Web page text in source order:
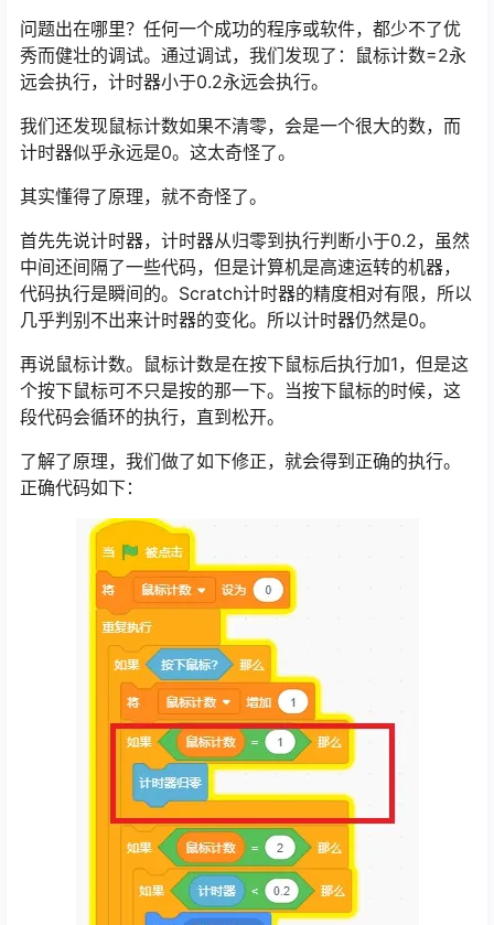
问题出在哪里？任何一个成功的程序或软件，都少不了优
秀而健壮的调试。通过调试，我们发现了：鼠标计数=2永
远会执行，计时器小于0.2永远会执行。
我们还发现鼠标计数如果不清零，会是一个很大的数，而
计时器似乎永远是0。这太奇怪了。
其实懂得了原理，就不奇怪了。
首先先说计时器，计时器从归零到执行判断小于0.2，虽然
中间还间隔了一些代码，但是计算机是高速运转的机器，
代码执行是瞬间的。Scratch计时器的精度相对有限，所以
几乎判别不出来计时器的变化。所以计时器仍然是0。
再说鼠标计数。鼠标计数是在按下鼠标后执行加1，但是这
个按下鼠标可不只是按的那一下。当按下鼠标的时候，这
段代码会循环的执行，直到松开。
了解了原理，我们做了如下修正，就会得到正确的执行。
正确代码如下：